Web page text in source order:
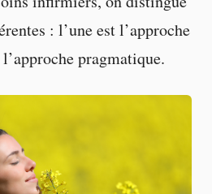
: l’une est l’approche
pragmatique.